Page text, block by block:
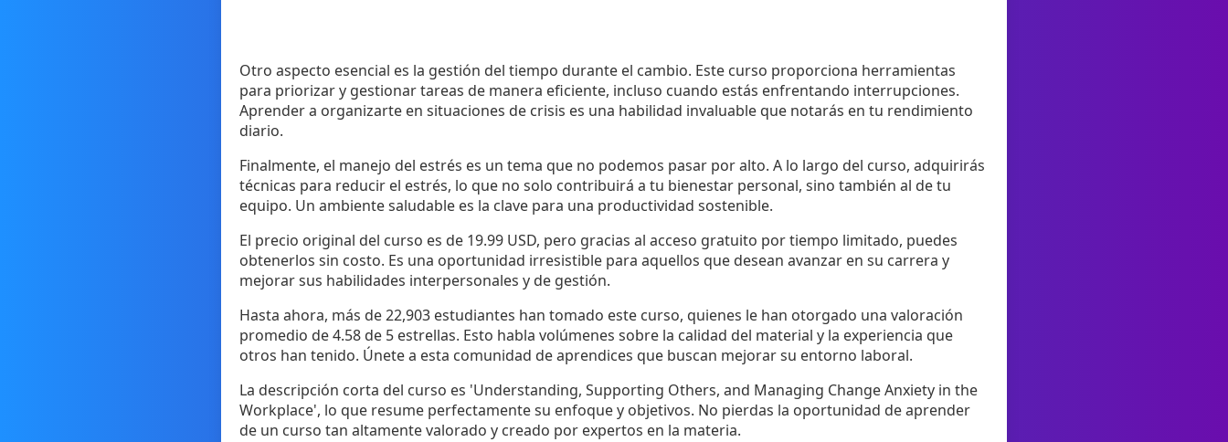
Otro aspecto esencial es la gestión del tiempo durante el cambio. Este curso proporciona herramientas
para priorizar y gestionar tareas de manera eficiente, incluso cuando estás enfrentando interrupciones.
Aprender a organizarte en situaciones de crisis es una habilidad invaluable que notarás en tu rendimiento
diario.
Finalmente, el manejo del estrés es un tema que no podemos pasar por alto. A lo largo del curso, adquirirás
técnicas para reducir el estrés, lo que no solo contribuirá a tu bienestar personal, sino también al de tu
equipo. Un ambiente saludable es la clave para una productividad sostenible.
El precio original del curso es de 19.99 USD, pero gracias al acceso gratuito por tiempo limitado, puedes
obtenerlos sin costo. Es una oportunidad irresistible para aquellos que desean avanzar en su carrera y
mejorar sus habilidades interpersonales y de gestión.
Hasta ahora, más de 22,903 estudiantes han tomado este curso, quienes le han otorgado una valoración
promedio de 4.58 de 5 estrellas. Esto habla volúmenes sobre la calidad del material y la experiencia que
otros han tenido. Únete a esta comunidad de aprendices que buscan mejorar su entorno laboral.
La descripción corta del curso es 'Understanding, Supporting Others, and Managing Change Anxiety in the
Workplace', lo que resume perfectamente su enfoque y objetivos. No pierdas la oportunidad de aprender
de un curso tan altamente valorado y creado por expertos en la materia.